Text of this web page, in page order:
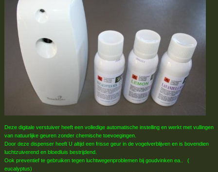
Deze digitale verstuiver heeft een volledige automatische instelling en werkt met vullingen
van natuurlijke geuren zonder chemische toevoegingen.
Door deze dispenser heeft U altijd een frisse geur in de vogelverblijven en is bovendien
luchtzuiverend en bloedluis bestrijdend.
Ook preventief te gebruiken tegen luchtwegenproblemen bij goudvinken ea.. (
eucalyptus)